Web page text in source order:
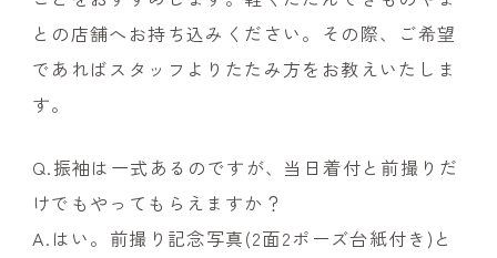
との店舗へお持ち込みください。その際、ご希望
であればスタッフよりたたみ方をお教えいたしま
す。
Q.振袖は一式あるのですが、当日着付と前撮りだ
けでもやってもらえますか？
A.はい。前撮り記念写真(2面2ポーズ台紙付き)と